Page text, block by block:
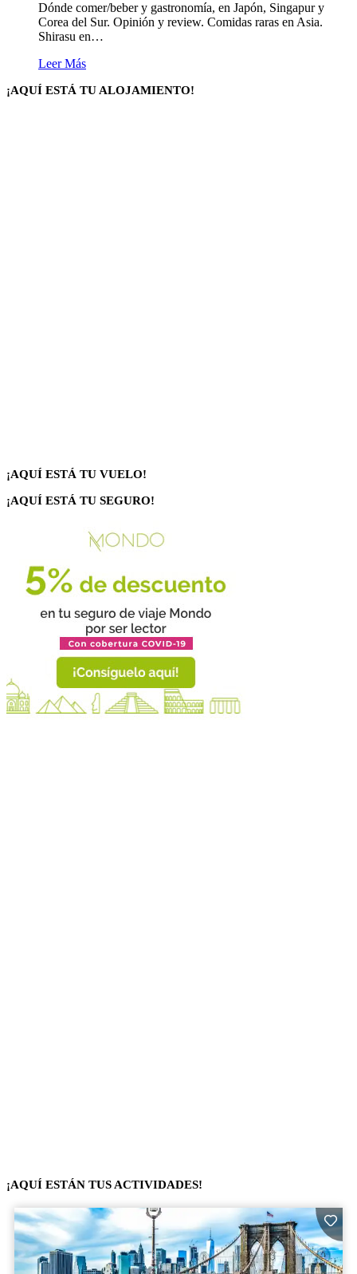
Dónde comer/beber y gastronomía, en Japón, Singapur y
Corea del Sur. Opinión y review. Comidas raras en Asia.
Shirasu en…
Leer Más
¡AQUÍ ESTÁ TU ALOJAMIENTO!
¡AQUÍ ESTÁ TU VUELO!
¡AQUÍ ESTÁ TU SEGURO!
¡AQUÍ ESTÁN TUS ACTIVIDADES!